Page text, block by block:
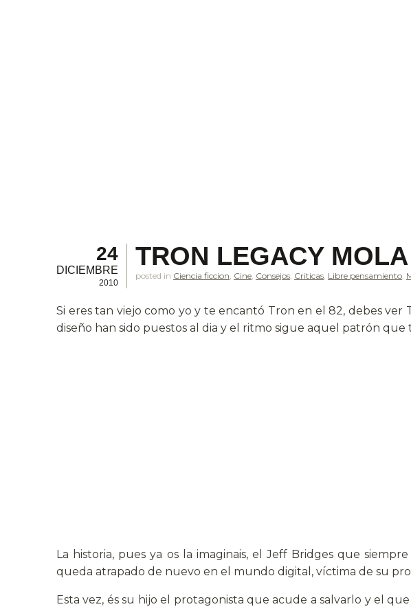
24
DICIEMBRE
2010
TRON LEGACY
posted in Ciencia ficcion Cine Consejos Criticas Libre pensamiento
Si eres tan viejo como yo y te encantó Tron en el 82, debes ver
diseño han sido puestos al dia y el ritmo sigue aquel patrón
La historia, pues ya os la imaginais, el Jeff Bridges que
queda atrapado de nuevo en el mundo digital, víctima de su
Esta vez, és su hijo el protagonista que acude a salvarlo y el